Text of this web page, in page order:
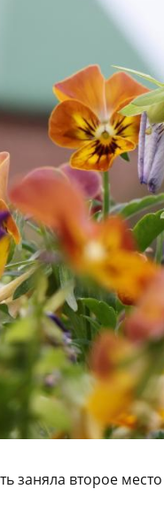
заняла второе